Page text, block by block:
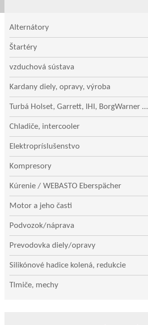
Alternátory
Štartéry
vzduchová sústava
Kardany diely, opravy, výroba
Turbá Holset, Garrett, IHI, BorgWarner …
Chladiče, intercooler
Elektropríslušenstvo
Kompresory
Kúrenie / WEBASTO Eberspächer
Motor a jeho časti
Podvozok/náprava
Prevodovka diely/opravy
Silikónové hadice kolená, redukcie
Tlmiče, mechy